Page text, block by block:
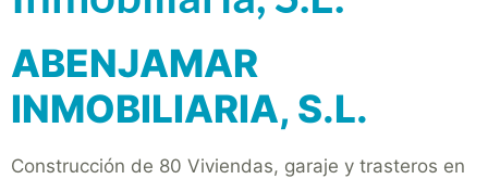
ABENJAMAR
INMOBILIARIA, S.L.
Construcción de 80 Viviendas, garaje y trasteros en